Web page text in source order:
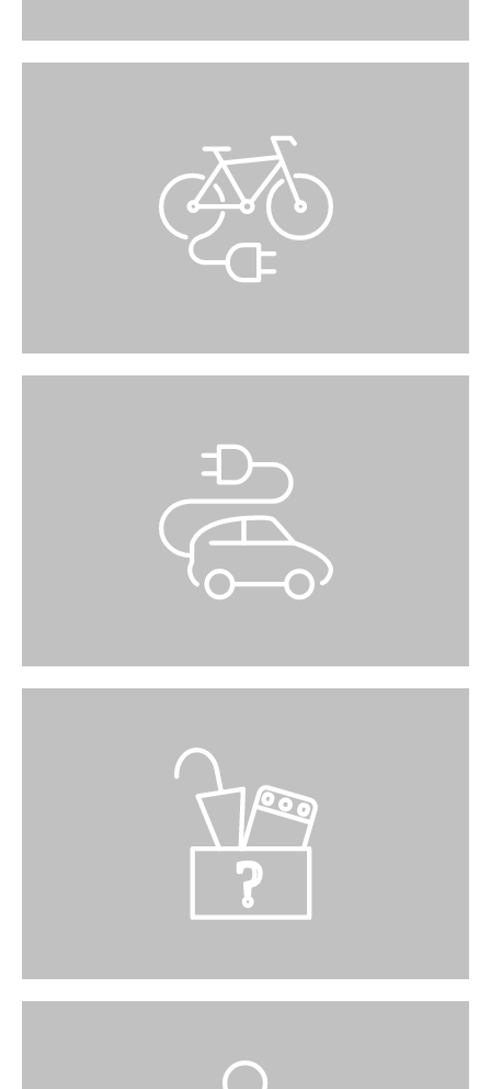
E‑BIKES
Akkus mit Anschlusszubehör für E‑Bikes
können während Ihres Einkaufs am Infopoint
zum Aufladen abgegeben werden (ohne
Haftung).
E‑AUTO
Profitieren Sie von einer kostenlosen
Ladestation für Ihr Elektrofahrzeug (Parking ‑1)
und wählen Sie Ihr Stecksystem: T23, CEE 16
230 V oder CEE 16 400 V.
?
FUNDBÜRO
Bitte melden Sie sich an unserem Infopoint,
wenn Sie einen Gegenstand vermissen oder
gefunden haben.